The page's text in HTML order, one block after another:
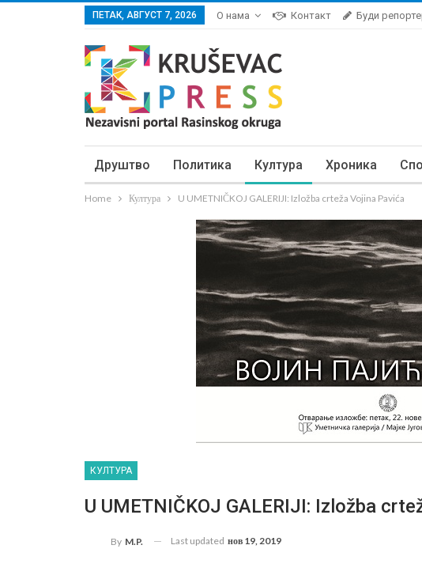
ПЕТАК, АВГУСТ 7, 2026 О нама Контакт Буди
Друштво Политика Култура Хроника
Home Култура U UMETNIČKOJ GALERIJI: Izložba crteža Vojina Pavića
КУЛТУРА
U UMETNIČKOJ GALERIJI: Izložba
By M.P. Last updated нов 19, 2019